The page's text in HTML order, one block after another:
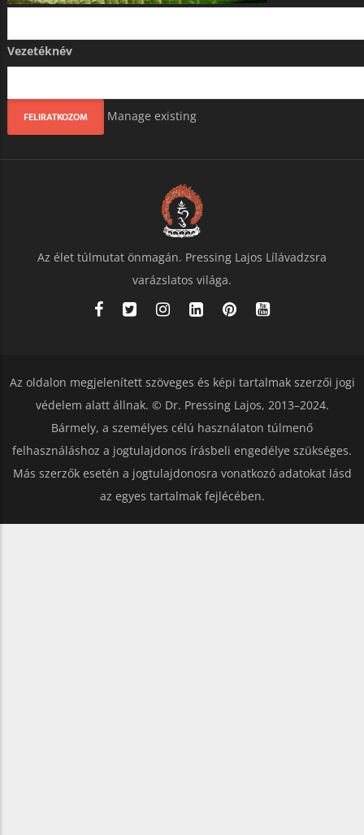
Vezetéknév
Manage existing
Az élet túlmutat önmagán. Pressing Lajos Lílávadzsra
varázslatos világa.
Az oldalon megjelenített szöveges és képi tartalmak szerzői jogi
védelem alatt állnak. © Dr. Pressing Lajos, 2013–2024.
Bármely, a személyes célú használaton túlmenő
felhasználáshoz a jogtulajdonos írásbeli engedélye szükséges.
Más szerzők esetén a jogtulajdonosra vonatkozó adatokat lásd
az egyes tartalmak fejlécében.